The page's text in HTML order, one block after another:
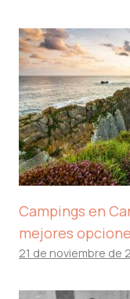
Campings en
mejores
21 de noviembre de